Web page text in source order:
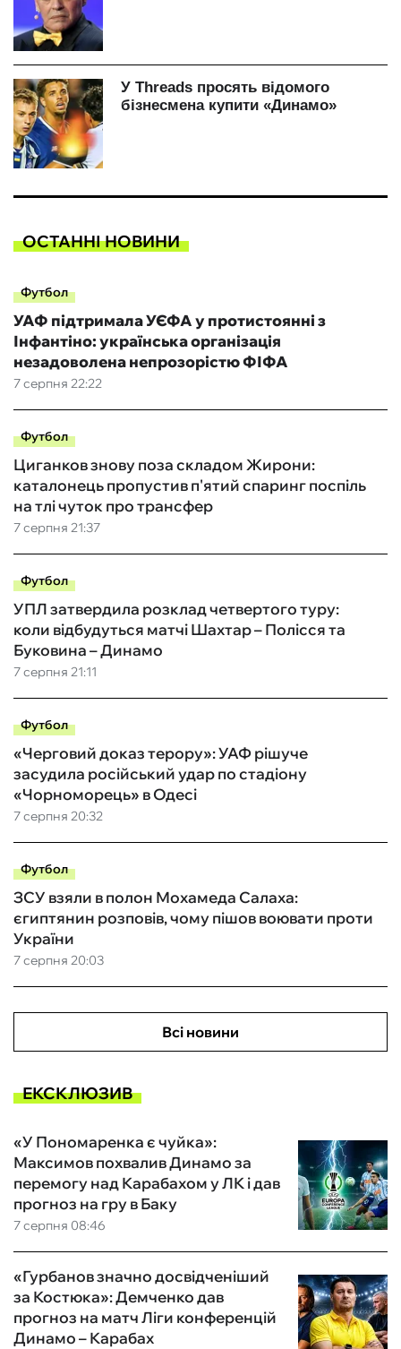
ОСТАННІ НОВИНИ
Футбол
7 серпня 22:22
УАФ підтримала УЄФА у протистоянні з
Інфантіно: українська організація
незадоволена непрозорістю ФІФА
Футбол
7 серпня 21:37
Циганков знову поза складом Жирони:
каталонець пропустив п'ятий спаринг поспіль
на тлі чуток про трансфер
Футбол
7 серпня 21:11
УПЛ затвердила розклад четвертого туру:
коли відбудуться матчі Шахтар – Полісся та
Буковина – Динамо
Футбол
7 серпня 20:32
«Черговий доказ терору»: УАФ рішуче
засудила російський удар по стадіону
«Чорноморець» в Одесі
Футбол
7 серпня 20:03
ЗСУ взяли в полон Мохамеда Салаха:
єгиптянин розповів, чому пішов воювати проти
України
Всі новини
ЕКСКЛЮЗИВ
7 серпня 08:46
«У Пономаренка є чуйка»:
Максимов похвалив Динамо за
перемогу над Карабахом у ЛК і дав
прогноз на гру в Баку
«Гурбанов значно досвідченіший
за Костюка»: Демченко дав
прогноз на матч Ліги конференцій
Динамо – Карабах